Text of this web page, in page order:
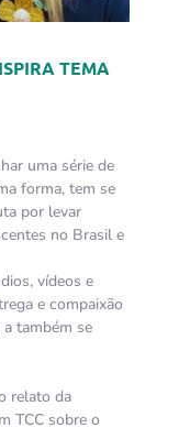
TEMA
uma série de
forma, tem se
por levar
no Brasil e
vídeos e
e compaixão
também se
relato da
TCC sobre o